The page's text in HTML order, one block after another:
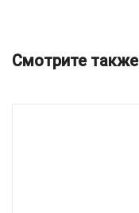
Смотрите также